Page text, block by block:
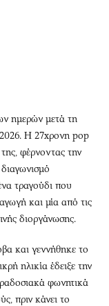
στην ''Κ''
ημερών μετά τη
Η 27χρονη pop
φέρνοντας την
τραγούδι που
και μία από τις
διοργάνωσης.
και γεννήθηκε το
ηλικία έδειξε την
φωνητικά
πριν κάνει το